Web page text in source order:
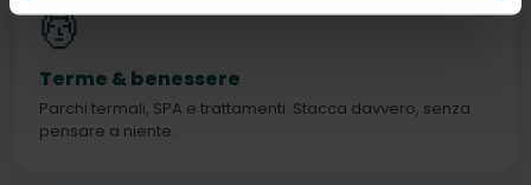
💆
Terme & benessere
Parchi termali, SPA e trattamenti. Stacca davvero, senza
pensare a niente.